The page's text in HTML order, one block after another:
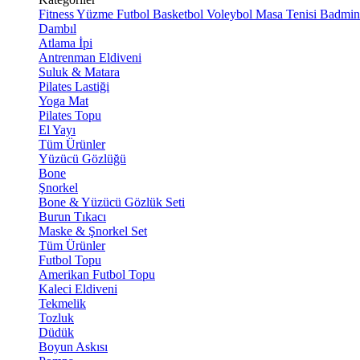
FitnessYüzme Futbol Basketbol Voleybol Masa Tenisi
Dambıl
Atlama İpi
Antrenman Eldiveni
Suluk & Matara
Pilates Lastiği
Yoga Mat
Pilates Topu
El Yayı
Tüm Ürünler
Yüzücü Gözlüğü
Bone
Şnorkel
Bone & Yüzücü Gözlük Seti
Burun Tıkacı
Maske & Şnorkel Set
Tüm Ürünler
Futbol Topu
Amerikan Futbol Topu
Kaleci Eldiveni
Tekmelik
Tozluk
Düdük
Boyun Askısı